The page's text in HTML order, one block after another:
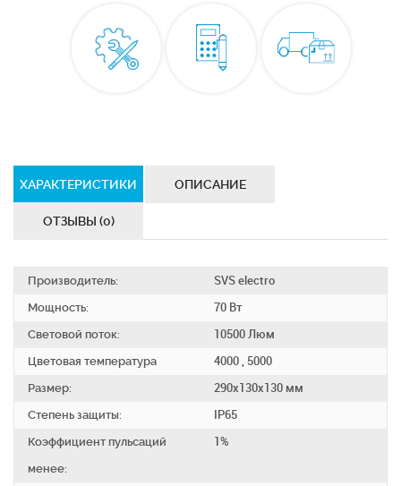
ХАРАКТЕРИСТИКИ ОПИСАНИЕ
ОТЗЫВЫ (0)
Производитель:
SVS electro
Мощность:
70 Вт
Световой поток:
10500 Люм
Цветовая температура
4000 , 5000
Размер:
290х130х130 мм
Степень защиты:
IP65
Коэффициент пульсаций
менее:
1%